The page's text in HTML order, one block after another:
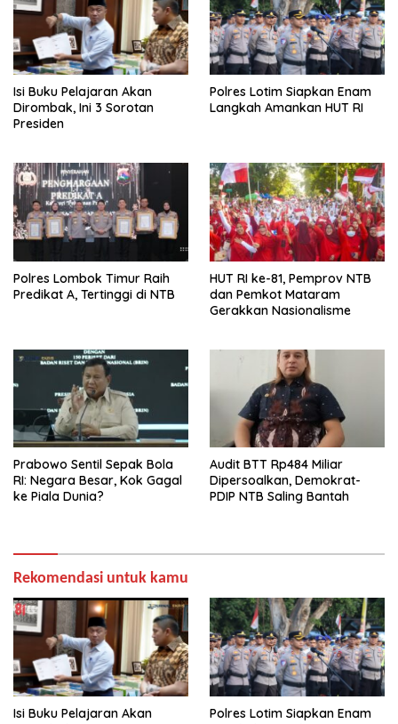
Isi Buku Pelajaran Akan
Dirombak, Ini 3 Sorotan
Presiden
Polres Lotim Siapkan Enam
Langkah Amankan HUT RI
Polres Lombok Timur Raih
Predikat A, Tertinggi di NTB
HUT RI ke-81, Pemprov NTB
dan Pemkot Mataram
Gerakkan Nasionalisme
Prabowo Sentil Sepak Bola
RI: Negara Besar, Kok Gagal
ke Piala Dunia?
Audit BTT Rp484 Miliar
Dipersoalkan, Demokrat-
PDIP NTB Saling Bantah
Rekomendasi untuk kamu
Isi Buku Pelajaran Akan
Polres Lotim Siapkan Enam